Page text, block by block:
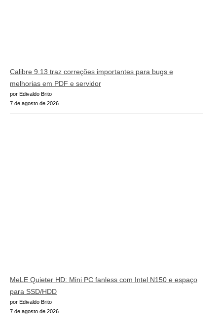
Calibre 9.13 traz correções importantes para bugs e
melhorias em PDF e servidor
por Edivaldo Brito
7 de agosto de 2026
MeLE Quieter HD: Mini PC fanless com Intel N150 e espaço
para SSD/HDD
por Edivaldo Brito
7 de agosto de 2026